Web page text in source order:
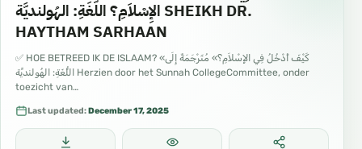
الإِسْلاَمِ؟ اللُّغَةِ: الهُولنديَّة SHEIKH DR.
HAYTHAM SARHAAN
✅ HOE BETREED IK DE ISLAAM? «كَيْفَ أَدْخُلُ فِي الإِسْلاَمِ؟» مُتَرْجَمَةٌ إِلَى
اللُّغَةِ: الهُولنديَّة Herzien door het Sunnah CollegeCommittee, onder
toezicht van…
Last updated:December 17, 2025